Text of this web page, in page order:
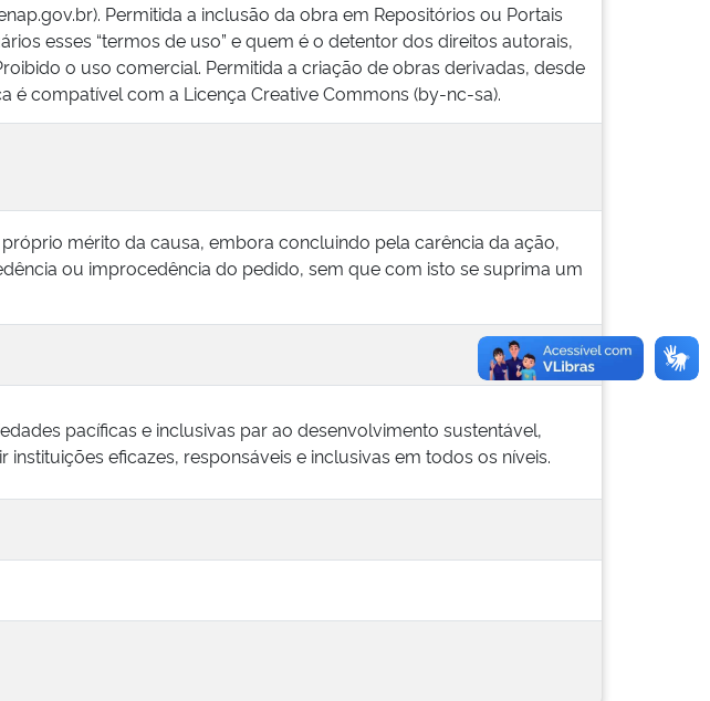
Permitida a inclusão da obra em Repositórios ou Portais
esses “termos de uso” e quem é o detentor dos direitos autorais,
o uso comercial. Permitida a criação de obras derivadas, desde
é compatível com a Licença Creative Commons (by-nc-sa).
mérito da causa, embora concluindo pela carência da ação,
ou improcedência do pedido, sem que com isto se suprima um
pacíficas e inclusivas par ao desenvolvimento sustentável,
eficazes, responsáveis e inclusivas em todos os níveis.